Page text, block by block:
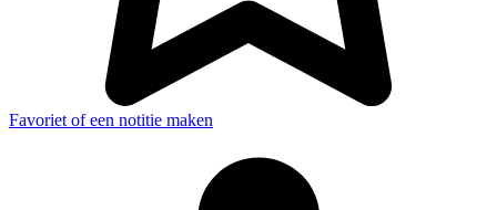
Favoriet of een notitie maken